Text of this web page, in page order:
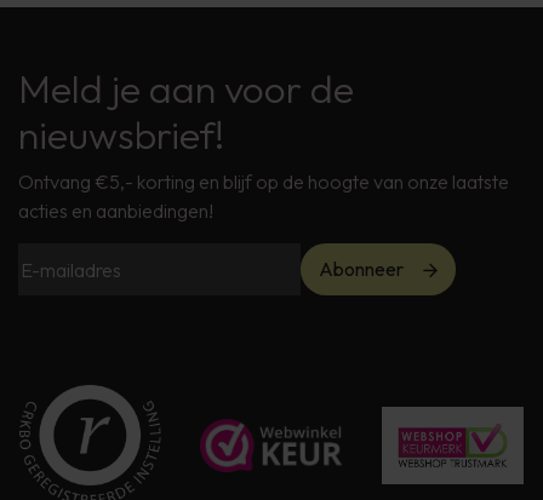
Meld je aan voor de
nieuwsbrief!
Ontvang €5,- korting en blijf op de hoogte van onze laatste
acties en aanbiedingen!
Abonneer